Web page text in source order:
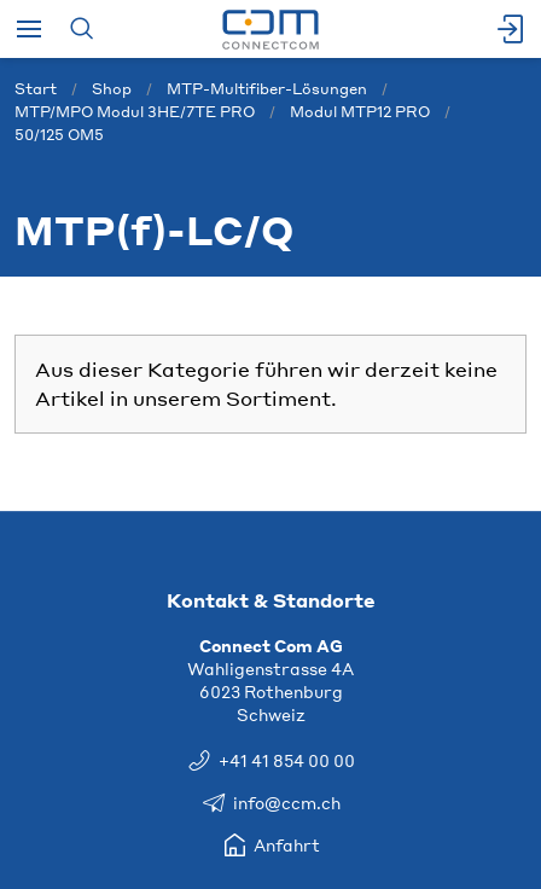
Start Shop
MTP-Multifiber-Lösungen
MTP/MPO Modul 3HE/7TE PRO
Modul MTP12 PRO
50/125 OM5
MTP(f)-LC/Q
Aus dieser Kategorie führen wir derzeit keine
Artikel in unserem Sortiment.
Kontakt & Standorte
Connect Com AG
Wahligenstrasse 4A
6023 Rothenburg
Schweiz
+41 41 854 00 00
info@ccm.ch
Anfahrt